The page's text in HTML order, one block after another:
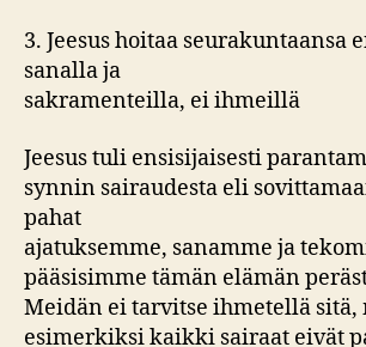
3. Jeesus hoitaa seurakuntaansa
sanalla ja
sakramenteilla, ei ihmeillä
Jeesus tuli ensisijaisesti
synnin sairaudesta eli
pahat
ajatuksemme, sanamme ja
pääsisimme tämän elämän
Meidän ei tarvitse ihmetellä sitä,
esimerkiksi kaikki sairaat eivät